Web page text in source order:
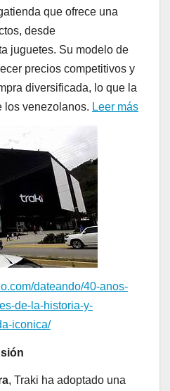
que ofrece una
desde
juguetes. Su modelo de
precios competitivos y
diversificada, lo que la
los venezolanos. Leer más
dateando/40-anos-
de-la-historia-y-
iconica/
, Traki ha adoptado una